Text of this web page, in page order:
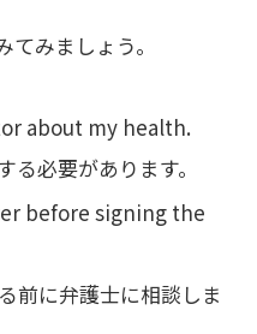
みましょう。
about my health.
必要があります。
before signing the
前に弁護士に相談しま